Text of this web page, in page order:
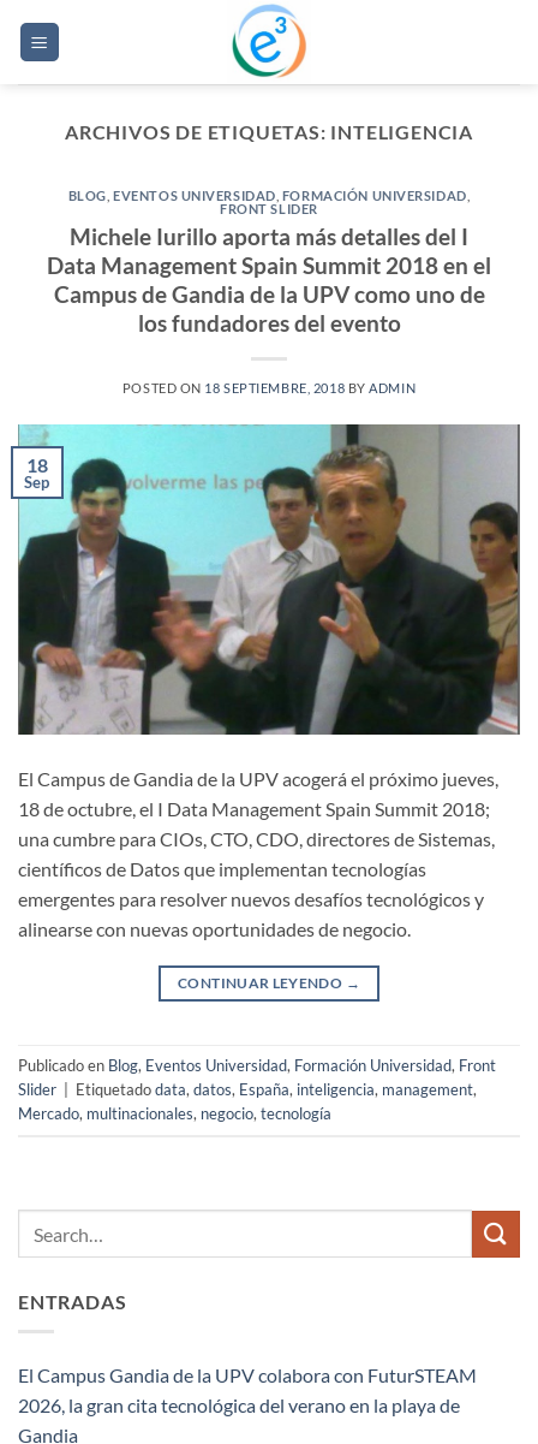
ARCHIVOS DE ETIQUETAS: INTELIGENCIA
BLOG ,EVENTOS UNIVERSIDAD FORMACIÓN UNIVERSIDAD
FRONT SLIDER
Michele Iurillo aporta más detalles del I
Data Management Spain Summit 2018 en el
Campus de Gandia de la UPV como uno de
los fundadores del evento
POSTED ON 18 SEPTIEMBRE, 2018 BY ADMIN
18
Sep
El Campus de Gandia de la UPV acogerá el próximo jueves,
18 de octubre, el I Data Management Spain Summit 2018;
una cumbre para CIOs, CTO, CDO, directores de Sistemas,
científicos de Datos que implementan tecnologías
emergentes para resolver nuevos desafíos tecnológicos y
alinearse con nuevas oportunidades de negocio.
CONTINUAR LEYENDO →
Publicado en Blog, Eventos Universidad, Formación Universidad, Front
Slider
Etiquetadodata,datos, España, inteligencia, management,
Mercado, multinacionales, negocio,tecnología
ENTRADAS
El Campus Gandia de la UPV colabora con FuturSTEAM
2026, la gran cita tecnológica del verano en la playa de
Gandia